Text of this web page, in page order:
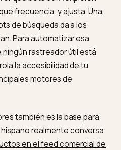
no recomienda tu
previa al
al resto del trabajo, lo
schema de producto
no puede entrar, ni un
cerrado. El acceso y los